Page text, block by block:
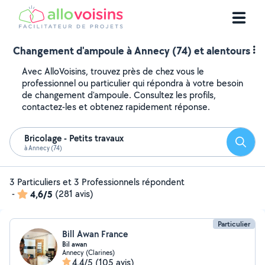
Changement d'ampoule à Annecy (74) et alentours
Avec AlloVoisins, trouvez près de chez vous le
professionnel ou particulier qui répondra à votre besoin
de changement d'ampoule. Consultez les profils,
contactez-les et obtenez rapidement réponse.
Bricolage - Petits travaux
à Annecy (74)
3 Particuliers et 3 Professionnels répondent
-
4,6/5 (281 avis)
Particulier
Bill Awan France
Bil awan
Annecy (Clarines)
4,4/5 (105 avis)